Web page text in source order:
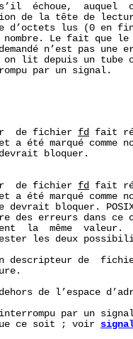
échoue,  auquel
de la tête de
d’octets lus (0 en
Le fait que
n’est pas une
lit depuis un tube
par un signal.
de fichier fd
fait
a été marqué comme
bloquer.
de fichier
fd
fait
a été marqué comme
devrait bloquer.
des erreurs dans ce
la  même  valeur.
les deux
descripteur de
de l’espace
par un
ce soit ; voir